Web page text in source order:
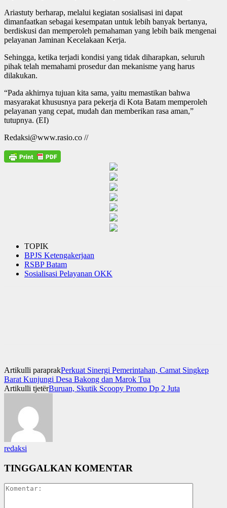
Ariastuty berharap, melalui kegiatan sosialisasi ini dapat
dimanfaatkan sebagai kesempatan untuk lebih banyak bertanya,
berdiskusi dan memperoleh pemahaman yang lebih baik mengenai
pelayanan Jaminan Kecelakaan Kerja.
Sehingga, ketika terjadi kondisi yang tidak diharapkan, seluruh
pihak telah memahami prosedur dan mekanisme yang harus
dilakukan.
“Pada akhirnya tujuan kita sama, yaitu memastikan bahwa
masyarakat khususnya para pekerja di Kota Batam memperoleh
pelayanan yang cepat, mudah dan memberikan rasa aman,”
tutupnya. (EI)
Redaksi@www.rasio.co //
TOPIK
BPJS Ketengakerjaan
RSBP Batam
Sosialisasi Pelayanan OKK
Artikulli paraprakPerkuat Sinergi Pemerintahan, Camat Singkep
Barat Kunjungi Desa Bakong dan Marok Tua
Artikulli tjetërBuruan, Skutik Scoopy Promo Dp 2 Juta
redaksi
TINGGALKAN KOMENTAR